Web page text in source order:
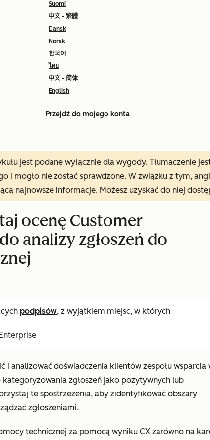
Suomi
中文 - 繁體
Dansk
Norsk
한국어
ไทย
中文 - 简体
English
Przejdź do mojego konta
jest podane wyłącznie dla wygody. Tłumaczenie
i mogło nie zostać sprawdzone. W związku z tym,
najnowsze informacje. Możesz uzyskać do niej
ocenę Customer
analizy zgłoszeń do
podpisów, z wyjątkiem miejsc, w których
i analizować doświadczenia klientów zespołu wsparcia
kategoryzowania zgłoszeń jako pozytywnych lub
te spostrzeżenia, aby zidentyfikować obszary
zgłoszeniami.
technicznej za pomocą wyniku CX zarówno na